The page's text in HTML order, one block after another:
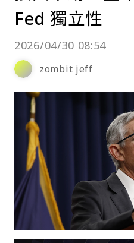
Fed 獨立性
2026/04/30 08:54
zombit jeff